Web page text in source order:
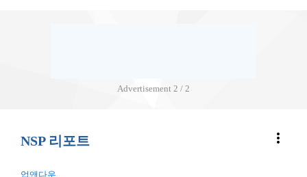
Advertisement 2 / 2
NSP 리포트 more_vert
업앤다운